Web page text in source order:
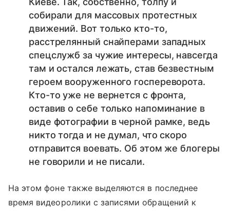
собирали для массовых протестных
движений. Вот только кто-то,
расстрелянный снайперами западных
спецслужб за чужие интересы, навсегда
там и остался лежать, став безвестным
героем вооруженного госпереворота.
Кто-то уже не вернется с фронта,
оставив о себе только напоминание в
виде фотографии в черной рамке, ведь
никто тогда и не думал, что скоро
отправится воевать. Об этом же блогеры
не говорили и не писали.
На этом фоне также выделяются в последнее
время видеоролики с записями обращений к